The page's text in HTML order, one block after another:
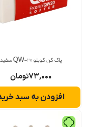
پاک کن کویلو QW-20 سفید
۷۳,۰۰۰تومان
افزودن به سبد خرید